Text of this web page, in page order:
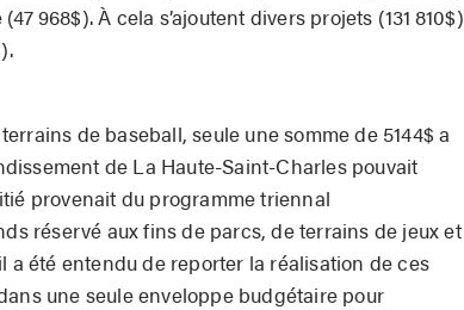
968$). À cela s’ajoutent divers projets (131 810$)
de baseball, seule une somme de 5144$ a
de La Haute-Saint-Charles pouvait
provenait du programme triennal
réservé aux fins de parcs, de terrains de jeux et
a été entendu de reporter la réalisation de ces
une seule enveloppe budgétaire pour